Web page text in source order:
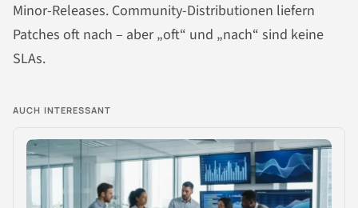
Minor-Releases. Community-Distributionen liefern
Patches oft nach – aber „oft“ und „nach“ sind keine
SLAs.
AUCH INTERESSANT